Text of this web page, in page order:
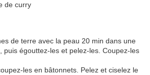
de curry
de terre avec la peau 20 min dans une
puis égouttez-les et pelez-les. Coupez-les
les en bâtonnets. Pelez et ciselez le